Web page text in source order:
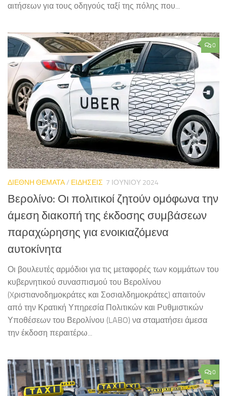
αιτήσεων για τους οδηγούς ταξί της πόλης που...
0
ΔΙΕΘΝΗ ΘΕΜΑΤΑ/ ΕΙΔΗΣΕΙΣ 7 ΙΟΥΝΊΟΥ 2024
Βερολίνο: Οι πολιτικοί ζητούν ομόφωνα την
άμεση διακοπή της έκδοσης συμβάσεων
παραχώρησης για ενοικιαζόμενα
αυτοκίνητα
Οι βουλευτές αρμόδιοι για τις μεταφορές των κομμάτων του
κυβερνητικού συνασπισμού του Βερολίνου
(Xριστιανοδημοκράτες και Σοσιαλδημοκράτες) απαιτούν
από την Κρατική Υπηρεσία Πολιτικών και Ρυθμιστικών
Υποθέσεων του Βερολίνου (LABO) να σταματήσει άμεσα
την έκδοση περαιτέρω...
0